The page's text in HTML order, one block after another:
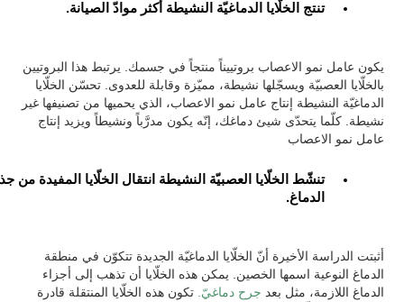
تنتج الخلّايا الدماغيّة النشيطة أكثر موادّ الصيانة.
يكون عامل نمو الاعصاب بروتييناً منتجاً في جسمك. يرتبط هذا البروتيين
بالخلّايا العصبيّة ويسجّلها نشيطة، مميّزة وقابلة للعدوى. تحسّن الخلّايا
الدماغيّة النشيطة إنتاج عامل نمو الاعصاب، الذي يحميها من تصنيفها غير
نشيطة. كلّما يتحدّى شيئ دماغك، إنّه يكون مدرَّباً ونشيطاً ويزيد إنتاج
عامل نمو الاعصاب
تنشّط الخلّايا العصبيّة النشيطة انتقال الخلّايا المفيدة من
الدماغ.
أثبتت الدراسة الأخيرة أنّ الخلّايا الدماغيّة الجديدة تتكوّن في منطقة
الدماغ النوعية اسمها الخصين. يمكن هذه الخلّايا أن تذهب إلى أجزاء
الدماغ اللازمة، مثل بعد جرح دماغيّ. تكون هذه الخلّايا المنتقلة قادرة